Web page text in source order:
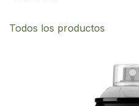
Todos los productos